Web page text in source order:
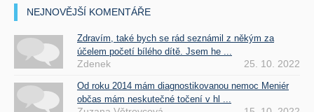
NEJNOVĚJŠÍ KOMENTÁŘE
Zdravím, také bych se rád seznámil z někým za
účelem početí bílého dítě. Jsem he ...
Zdenek 25. 10. 2022
Od roku 2014 mám diagnostikovanou nemoc Meniér
občas mám neskutečné točení v hl ...